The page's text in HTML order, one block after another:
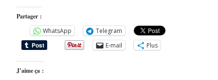
Partager :
WhatsApp
Telegram
E-mail
Plus
J’aime ça :